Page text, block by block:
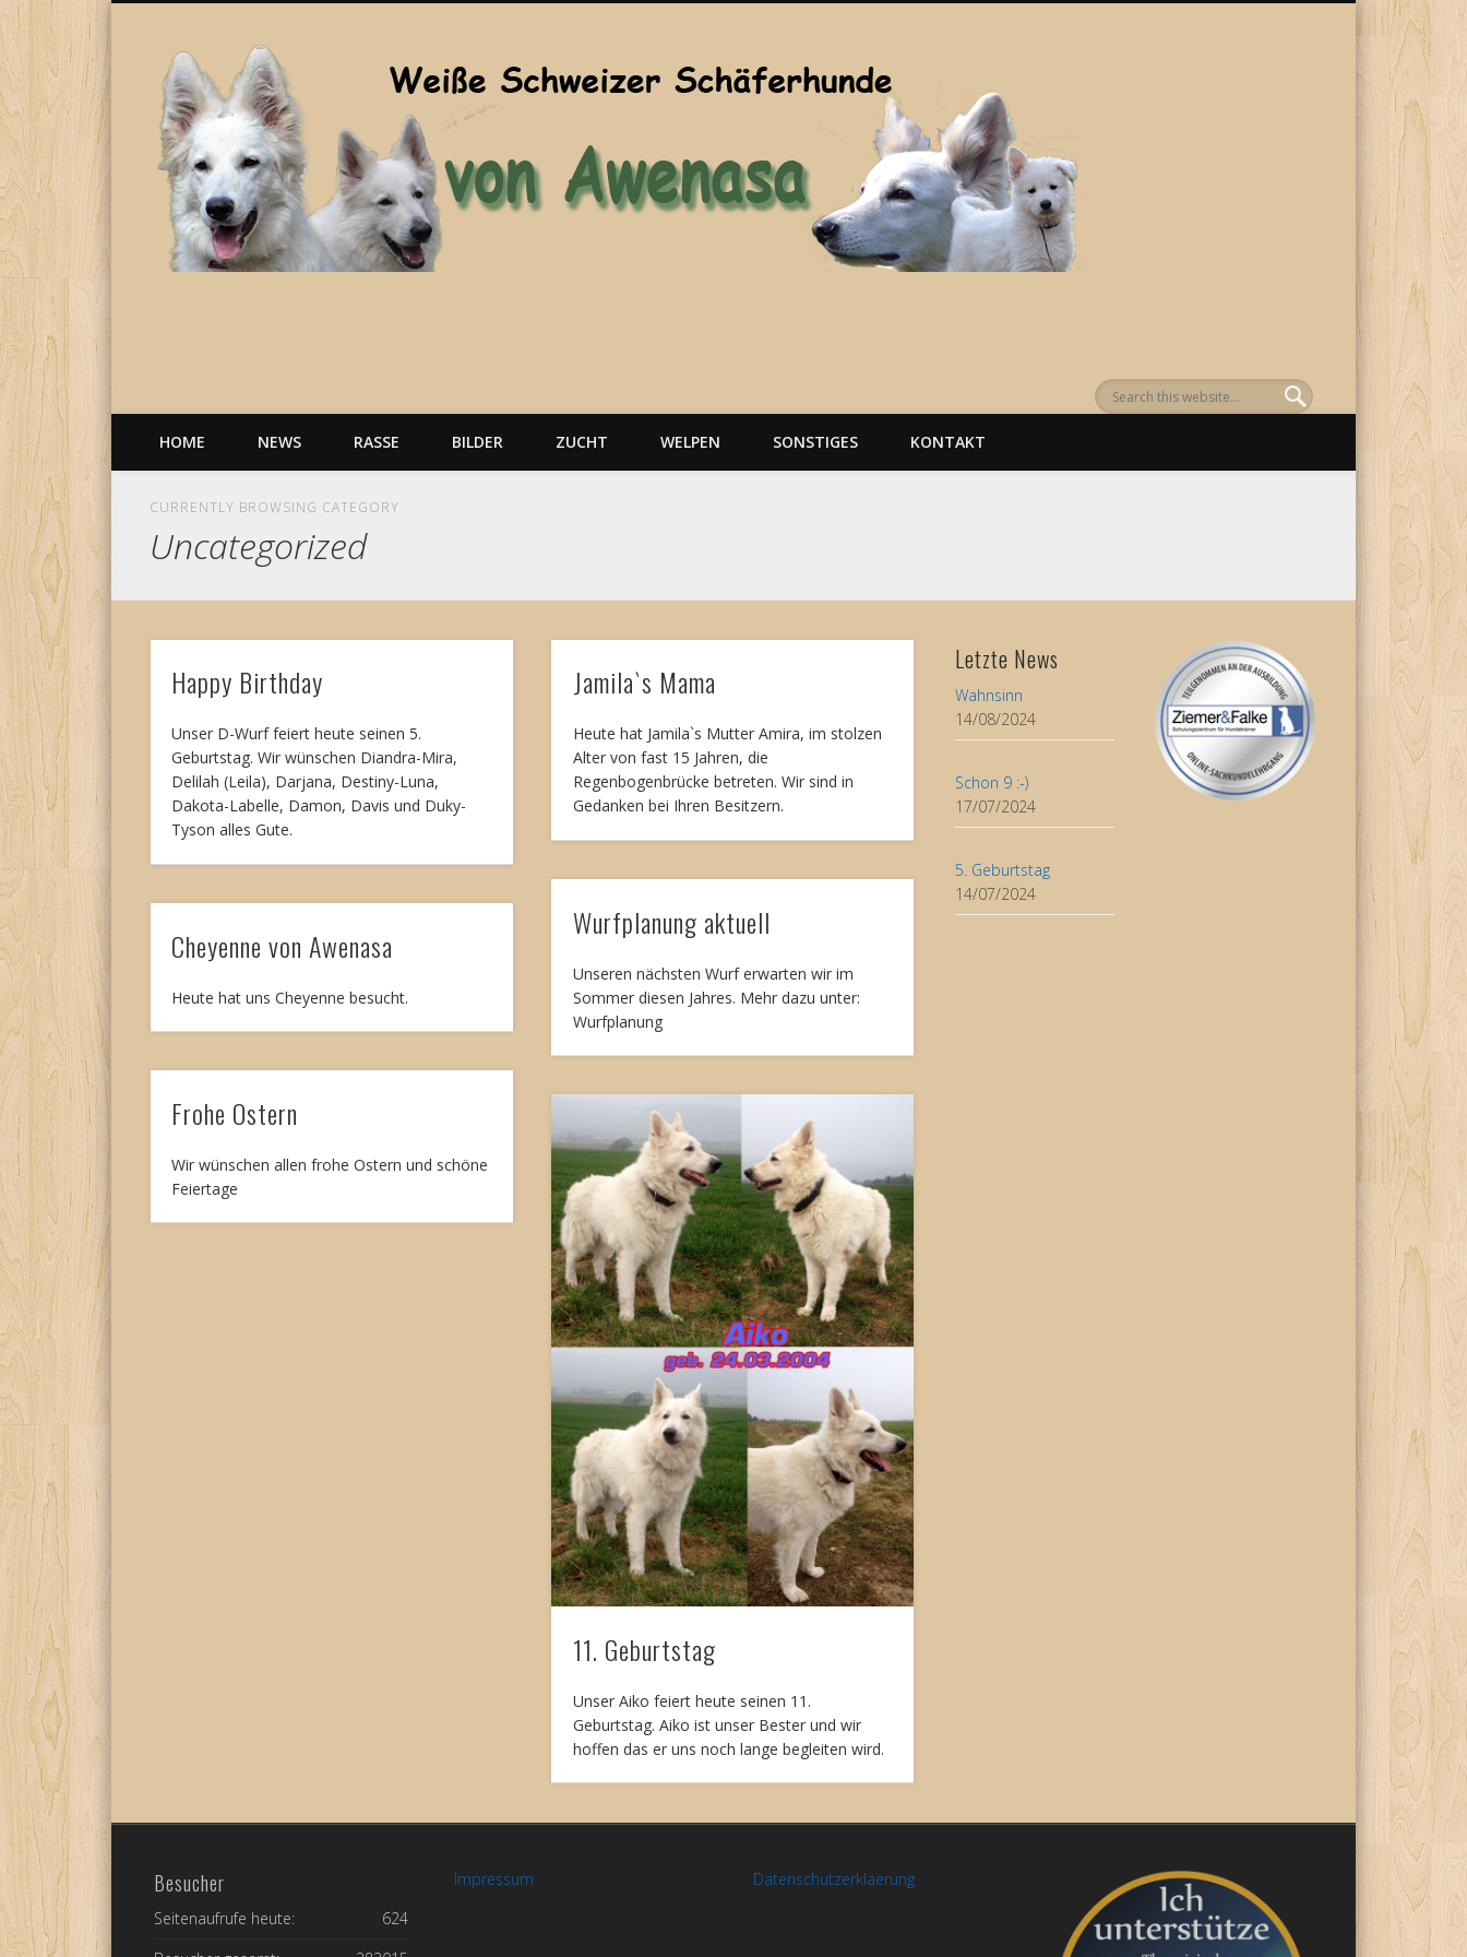
Welpen, weiße Schäferhunde, Hunde, Berger Blanc Suisse
HOME NEWS RASSE BILDER ZUCHT WELPEN SONSTIGES KONTAKT
CURRENTLY BROWSING CATEGORY
Uncategorized
Happy Birthday
Unser D-Wurf feiert heute seinen 5.
Geburtstag. Wir wünschen Diandra-Mira,
Delilah (Leila), Darjana, Destiny-Luna,
Dakota-Labelle, Damon, Davis und Duky-
Tyson alles Gute.
Jamila`s Mama
Heute hat Jamila`s Mutter Amira, im stolzen
Alter von fast 15 Jahren, die
Regenbogenbrücke betreten. Wir sind in
Gedanken bei Ihren Besitzern.
Wurfplanung aktuell
Unseren nächsten Wurf erwarten wir im
Sommer diesen Jahres. Mehr dazu unter:
Wurfplanung
Cheyenne von Awenasa
Heute hat uns Cheyenne besucht.
Frohe Ostern
Wir wünschen allen frohe Ostern und schöne
Feiertage
11. Geburtstag
Unser Aiko feiert heute seinen 11.
Geburtstag. Aiko ist unser Bester und wir
hoffen das er uns noch lange begleiten wird.
Letzte News
Wahnsinn
14/08/2024
Schon 9 :-)
17/07/2024
5. Geburtstag
14/07/2024
Besucher
624
Seitenaufrufe heute:
Impressum Datenschutzerklaerung